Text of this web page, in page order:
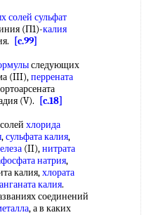
солей сульфат
(П1)-калия
[c.99]
следующих
(III),перрената
(V).
[c.18]
хлорида
,сульфата калия,
(II),нитрата
натрия,
калия,хлората
калия.
соединений
, а в каких